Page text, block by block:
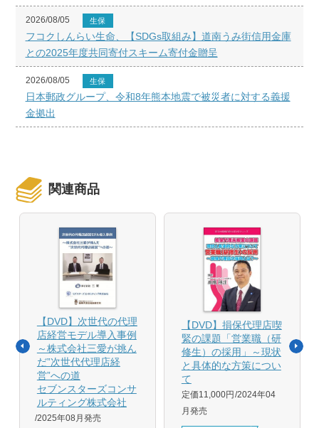
2026/08/05 生保
フコクしんらい生命、【SDGs取組み】道南うみ街信用金庫
との2025年度共同寄付スキーム寄付金贈呈
2026/08/05 生保
日本郵政グループ、令和8年熊本地震で被災者に対する義援
金拠出
関連商品
【DVD】次世代の代理
店経営モデル導入事例
～株式会社三愛が挑ん
だ”次世代代理店経
営”への道
セブンスターズコンサ
ルティング株式会社
2025年08月発売
【DVD】損保代理店喫
緊の課題「営業職（研
修生）の採用」～現状
と具体的な方策につい
て
定価11,000円 2024年04
月発売